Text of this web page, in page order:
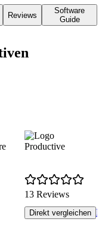
Reviews
Software
Guide
Productive
13 Reviews
Direkt vergleichen